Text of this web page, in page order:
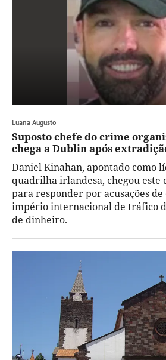
Luana Augusto
Suposto chefe do crime
chega a Dublin após
Daniel Kinahan, apontado como
quadrilha irlandesa, chegou este
para responder por acusações
império internacional de tráfico
de dinheiro.